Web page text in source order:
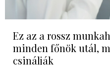
Ez az a rossz
minden főnök utál,
csinálják